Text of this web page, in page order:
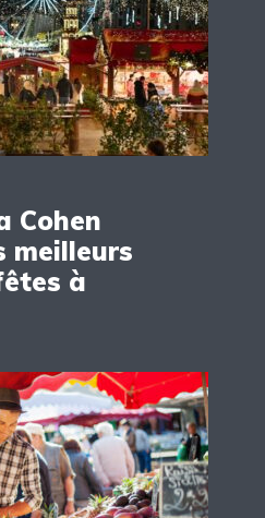
Cohen
meilleurs
à